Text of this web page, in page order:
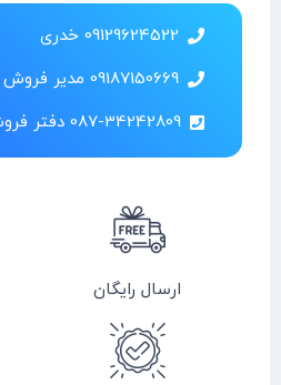
09129624522 خدری
09187150669 مدیر فروش
087-34242809 دفتر فروشگاه
ارسال رایگان